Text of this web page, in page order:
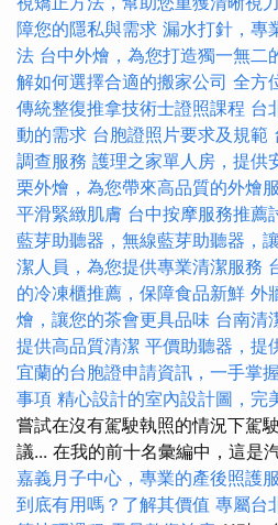
障您的隱私與需求 漏水打針，專
法 台中外燴，為您打造獨一無二
解如何選擇合適的搬家公司 全方
傳統整復推拿技術士證照課程 台
動的需求 台胞證照片要求及規範
調查服務 護理之家單人房，提供
栗外燴，為您帶來高品質的外燴
平滑緊緻肌膚 台中按摩服務推薦
藍芽助聽器，無線藍芽助聽器，
潔人員，為您提供專業清潔服務
的冷凍櫃推薦，保障食品新鮮 外
燴，讓您的茶會更具品味 台南清
提供高品質清潔 平價助聽器，提
宜蘭的台胞證申請資訊，一手掌握
事項 精心設計的室內設計圖，完
嘗試在沒有駕駛執照的情況下駕
議... 在我的前十名彙編中，這是
嘉義月子中心，專業的產後照護
到底有用嗎？了解其價值 專屬台